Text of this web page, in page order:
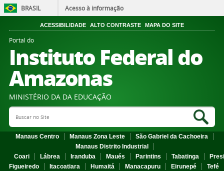
BRASIL Acesso à informação
ACESSIBILIDADE ALTO CONTRASTE MAPA DO SITE
Portal do
Instituto Federal do
Amazonas
MINISTÉRIO DA DA EDUCAÇÃO
Search Site
Manaus Centro Manaus Zona Leste
São Gabriel da Cachoeira
Manaus Distrito Industrial
Coari
Lábrea Iranduba Maués Parintins Tabatinga
Figueiredo
Itacoatiara Humaitá Manacapuru Eirunepé
Tefé